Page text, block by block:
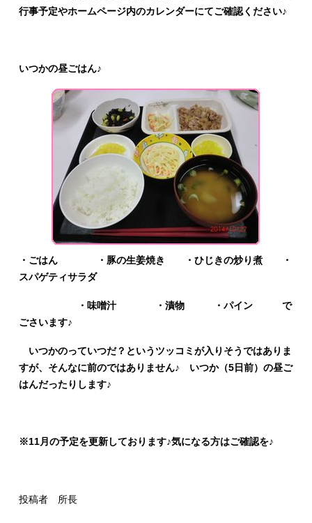
行事予定やホームページ内のカレンダーにてご確認ください♪
いつかの昼ごはん♪
・ごはん ・豚の生姜焼き ・ひじきの炒り煮 ・
スパゲティサラダ
・味噌汁 ・漬物 ・パイン で
ごさいます♪
いつかのっていつだ？というツッコミが入りそうではありま
すが、そんなに前のではありません♪ いつか（5日前）の昼ご
はんだったりします♪
※11月の予定を更新しております♪気になる方はご確認を♪
投稿者 所長